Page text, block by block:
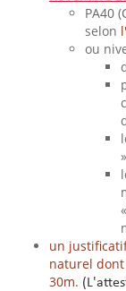
PA40
selon
ou
un
naturel dont
30m.